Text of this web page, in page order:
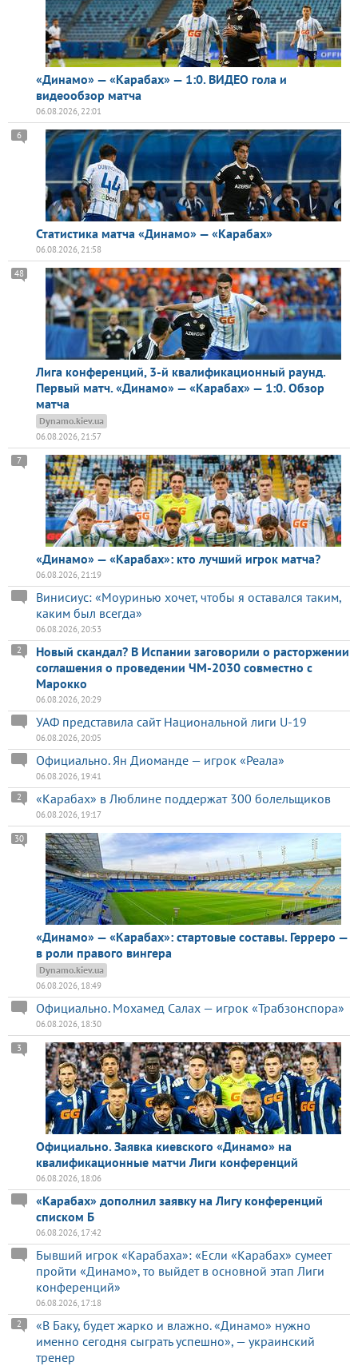
«Динамо» — «Карабах» — 1:0. ВИДЕО гола и
видеообзор матча
06.08.2026, 22:01
Статистика матча «Динамо» — «Карабах»
6
06.08.2026, 21:58
Лига конференций, 3-й квалификационный раунд.
Первый матч. «Динамо» — «Карабах» — 1:0. Обзор
матча
48
Dynamo.kiev.ua
06.08.2026, 21:57
«Динамо» — «Карабах»: кто лучший игрок матча?
7
06.08.2026, 21:19
Винисиус: «Моуринью хочет, чтобы я оставался таким,
каким был всегда»
06.08.2026, 20:53
Новый скандал? В Испании заговорили о расторжении
соглашения о проведении ЧМ-2030 совместно с
Марокко
2
06.08.2026, 20:29
УАФ представила сайт Национальной лиги U-19
06.08.2026, 20:05
Официально. Ян Диоманде — игрок «Реала»
06.08.2026, 19:41
«Карабах» в Люблине поддержат 300 болельщиков
2
06.08.2026, 19:17
«Динамо» — «Карабах»: стартовые составы. Герреро —
в роли правого вингера
30
Dynamo.kiev.ua
06.08.2026, 18:49
Официально. Мохамед Салах — игрок «Трабзонспора»
06.08.2026, 18:30
Официально. Заявка киевского «Динамо» на
квалификационные матчи Лиги конференций
3
06.08.2026, 18:06
«Карабах» дополнил заявку на Лигу конференций
списком Б
06.08.2026, 17:42
Бывший игрок «Карабаха»: «Если «Карабах» сумеет
пройти «Динамо», то выйдет в основной этап Лиги
конференций»
06.08.2026, 17:18
«В Баку, будет жарко и влажно. «Динамо» нужно
именно сегодня сыграть успешно», — украинский
тренер
2